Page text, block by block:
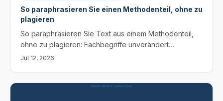
So paraphrasieren Sie einen Methodenteil, ohne zu
plagieren
So paraphrasieren Sie Text aus einem Methodenteil,
ohne zu plagieren: Fachbegriffe unverändert
beibehalten, den Schreibstil umstrukturieren und jede
Jul 12, 2026